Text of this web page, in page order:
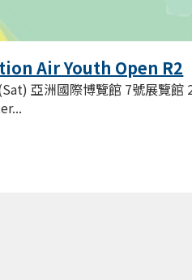
Air Youth Open R2
亞洲國際博覽館 7號展覽